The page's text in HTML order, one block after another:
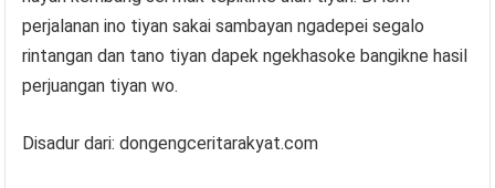
perjalanan ino tiyan sakai sambayan ngadepei segalo
rintangan dan tano tiyan dapek ngekhasoke bangikne hasil
perjuangan tiyan wo.
Disadur dari: dongengceritarakyat.com